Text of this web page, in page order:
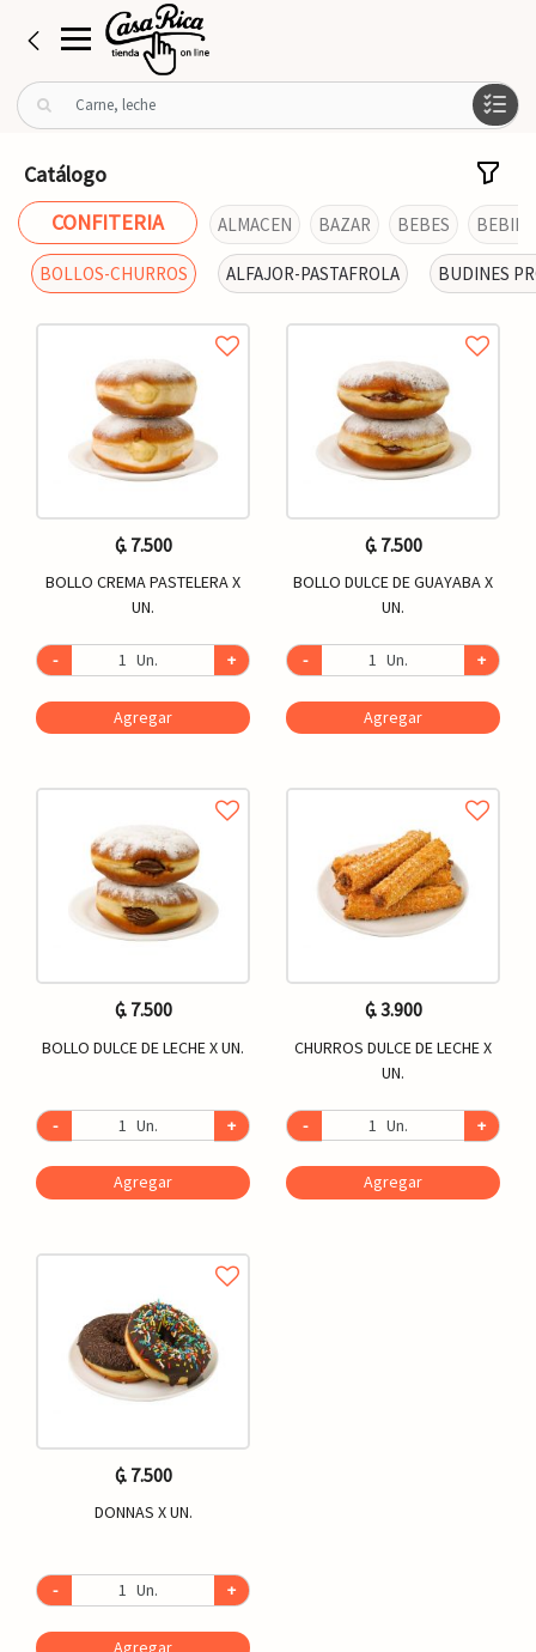
B
u
r
p
Catálogo
CONFITERIA
ALMACEN BAZAR BEBES
BOLLOS-CHURROS ALFAJOR-PASTAFROLA BUDINES
₲. 7.500
BOLLO CREMA PASTELERA X
UN.
- Un. +
Agregar
₲. 7.500
BOLLO DULCE DE GUAYABA X
UN.
- Un. +
Agregar
₲. 7.500
BOLLO DULCE DE LECHE X UN.
- Un. +
Agregar
₲. 3.900
CHURROS DULCE DE LECHE X
UN.
- Un. +
Agregar
₲. 7.500
DONNAS X UN.
- Un. +
Agregar